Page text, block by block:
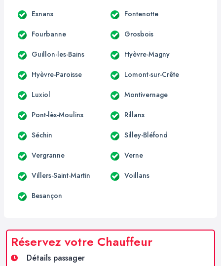
Esnans Fontenotte
Fourbanne Grosbois
Guillon-les-Bains Hyèvre-Magny
Hyèvre-Paroisse Lomont-sur-Crête
Luxiol Montivernage
Pont-lès-Moulins Rillans
Séchin Silley-Bléfond
Vergranne Verne
Villers-Saint-Martin Voillans
Besançon
Réservez votre Chauffeur
Détails passager